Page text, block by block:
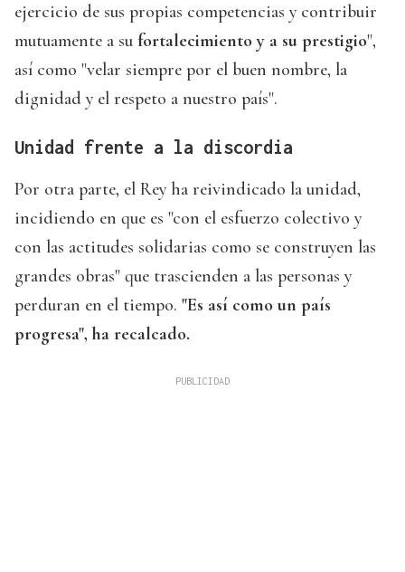
ejercicio de sus propias competencias y contribuir
mutuamente a su fortalecimiento y a su prestigio",
así como "velar siempre por el buen nombre, la
dignidad y el respeto a nuestro país".
Unidad frente a la discordia
Por otra parte, el Rey ha reivindicado la unidad,
incidiendo en que es "con el esfuerzo colectivo y
con las actitudes solidarias como se construyen las
grandes obras" que trascienden a las personas y
perduran en el tiempo. "Es así como un país
progresa", ha recalcado.